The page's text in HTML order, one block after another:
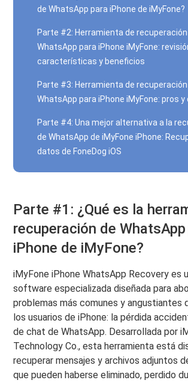
de WhatsApp para iPhone de iMyFone?
Parte #2: Herramienta de recuperación
WhatsApp para iPhone iMyFone:
características y beneficios
Parte #3: Herramienta de recuperación
WhatsApp para iPhone iMyFone: pros
Parte #4: Una mejor alternativa a la
de WhatsApp de iMyFone iPhone:
datos de FoneDog iOS
Parte #1: ¿Qué es la
recuperación de
iPhone de iMyFone?
iMyFone iPhone WhatsApp Recovery es
software especializada diseñada para
problemas más comunes y angustiantes
los usuarios de iPhone: la pérdida
de chat de WhatsApp. Desarrollada por
Technology Co., esta herramienta está
recuperar mensajes y archivos adjuntos
que pueden haberse eliminado, perdido